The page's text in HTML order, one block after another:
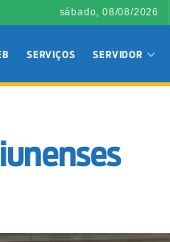
sábado, 08/08/2026
SERVIÇOS SERVIDOR